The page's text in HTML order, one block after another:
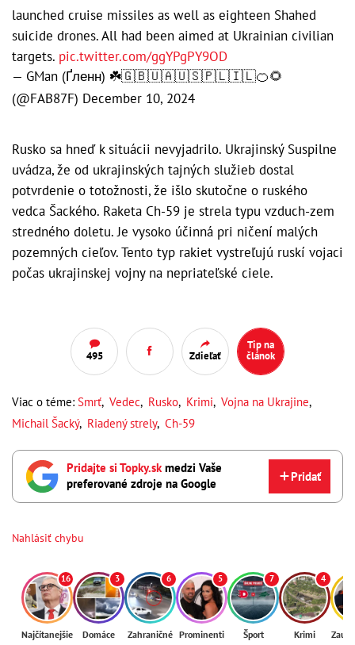
launched cruise missiles as well as eighteen Shahed
suicide drones. All had been aimed at Ukrainian civilian
targets. pic.twitter.com/ggYPgPY9OD
— GMan (Ґленн) ☘️🇬🇧🇺🇦🇺🇸🇵🇱🇮🇱🍊🌻
(@FAB87F) December 10, 2024
Rusko sa hneď k situácii nevyjadrilo. Ukrajinský Suspilne
uvádza, že od ukrajinských tajných služieb dostal
potvrdenie o totožnosti, že išlo skutočne o ruského
vedca Šackého. Raketa Ch-59 je strela typu vzduch-zem
stredného doletu. Je vysoko účinná pri ničení malých
pozemných cieľov. Tento typ rakiet vystreľujú ruskí vojaci
počas ukrajinskej vojny na nepriateľské ciele.
495 Zdieľať
Tip na
článok
Viac o téme: Smrť, Vedec, Rusko, Krimi, Vojna na Ukrajine,
Michail Šacký, Riadený strely, Ch-59
Pridajte si Topky.skmedzi Vaše
preferované zdroje na Google
Pridať
Nahlásiť chybu
16
Najčítanejšie
3
Domáce
6
Zahraničné
5
Prominenti
7
Šport
4
Krimi